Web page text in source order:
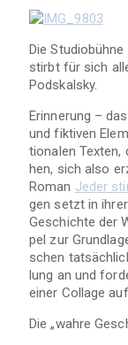
Die
stirbt für sich
Podskalsky.
Erin­ne­rung –
und fik­ti­ven
tio­na­len
hen, sich also
Roman Jeder
gen setzt in
Geschichte der
pel zur
schen
lung an und
einer Col­lage
Die „wahre